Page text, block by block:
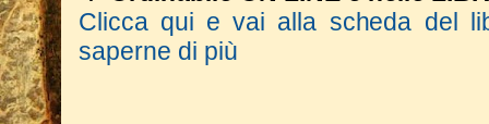
Clicca qui e vai alla scheda del
saperne di più